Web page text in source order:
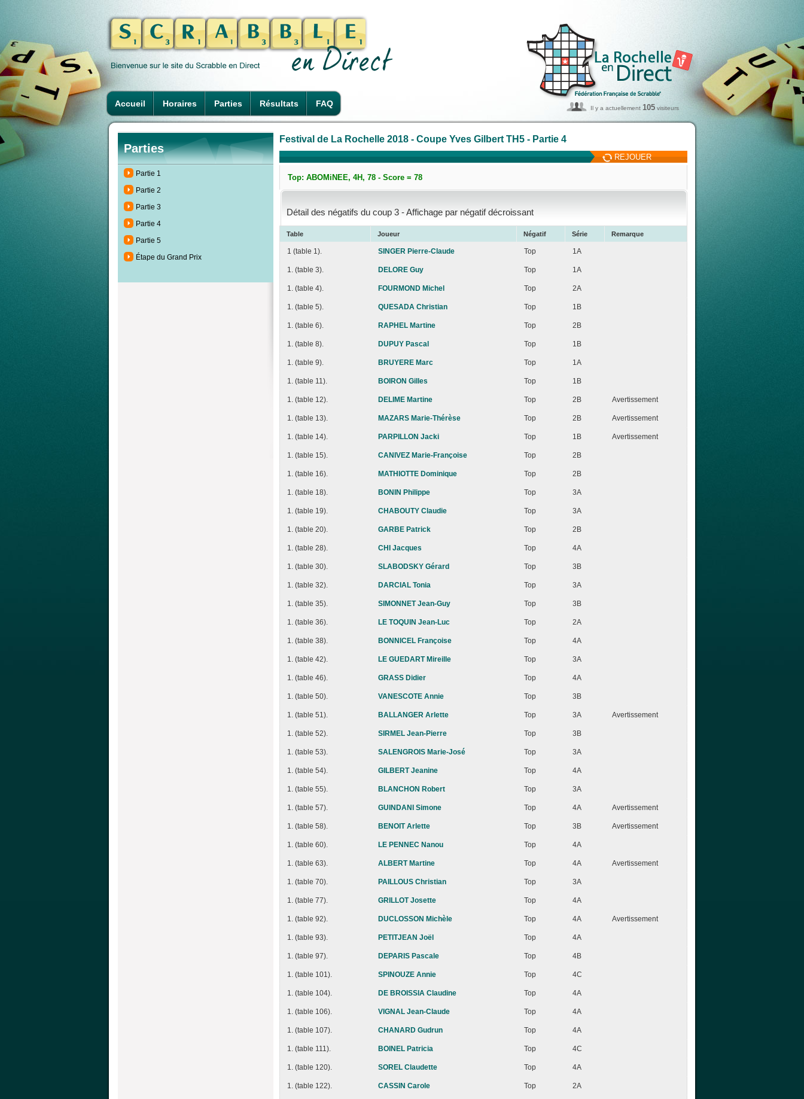
Accueil Horaires Parties Résultats FAQ Il y a actuellement 105 visiteurs
Parties
Partie 1
Partie 2
Partie 3
Partie 4
Partie 5
Étape du Grand Prix
Festival de La Rochelle 2018 - Coupe Yves Gilbert TH5 - Partie 4
REJOUER
Top: ABOMiNEE, 4H, 78 - Score = 78
Détail des négatifs du coup 3 - Affichage par négatif décroissant
Table Joueur Négatif Série Remarque
1 (table 1). SINGER Pierre-Claude Top 1A
1. (table 3). DELORE Guy Top 1A
1. (table 4). FOURMOND Michel Top 2A
1. (table 5). QUESADA Christian Top 1B
1. (table 6). RAPHEL Martine Top 2B
1. (table 8). DUPUY Pascal Top 1B
1. (table 9). BRUYERE Marc Top 1A
1. (table 11). BOIRON Gilles Top 1B
1. (table 12). DELIME Martine Top 2B Avertissement
1. (table 13). MAZARS Marie-Thérèse Top 2B Avertissement
1. (table 14). PARPILLON Jacki Top 1B Avertissement
1. (table 15). CANIVEZ Marie-Françoise Top 2B
1. (table 16). MATHIOTTE Dominique Top 2B
1. (table 18). BONIN Philippe Top 3A
1. (table 19). CHABOUTY Claudie Top 3A
1. (table 20). GARBE Patrick Top 2B
1. (table 28). CHI Jacques Top 4A
1. (table 30). SLABODSKY Gérard Top 3B
1. (table 32). DARCIAL Tonia Top 3A
1. (table 35). SIMONNET Jean-Guy Top 3B
1. (table 36). LE TOQUIN Jean-Luc Top 2A
1. (table 38). BONNICEL Françoise Top 4A
1. (table 42). LE GUEDART Mireille Top 3A
1. (table 46). GRASS Didier Top 4A
1. (table 50). VANESCOTE Annie Top 3B
1. (table 51). BALLANGER Arlette Top 3A Avertissement
1. (table 52). SIRMEL Jean-Pierre Top 3B
1. (table 53). SALENGROIS Marie-José Top 3A
1. (table 54). GILBERT Jeanine Top 4A
1. (table 55). BLANCHON Robert Top 3A
1. (table 57). GUINDANI Simone Top 4A Avertissement
1. (table 58). BENOIT Arlette Top 3B Avertissement
1. (table 60). LE PENNEC Nanou Top 4A
1. (table 63). ALBERT Martine Top 4A Avertissement
1. (table 70). PAILLOUS Christian Top 3A
1. (table 77). GRILLOT Josette Top 4A
1. (table 92). DUCLOSSON Michèle Top 4A Avertissement
1. (table 93). PETITJEAN Joël Top 4A
1. (table 97). DEPARIS Pascale Top 4B
1. (table 101). SPINOUZE Annie Top 4C
1. (table 104). DE BROISSIA Claudine Top 4A
1. (table 106). VIGNAL Jean-Claude Top 4A
1. (table 107). CHANARD Gudrun Top 4A
1. (table 111). BOINEL Patricia Top 4C
1. (table 120). SOREL Claudette Top 4A
1. (table 122). CASSIN Carole Top 2A